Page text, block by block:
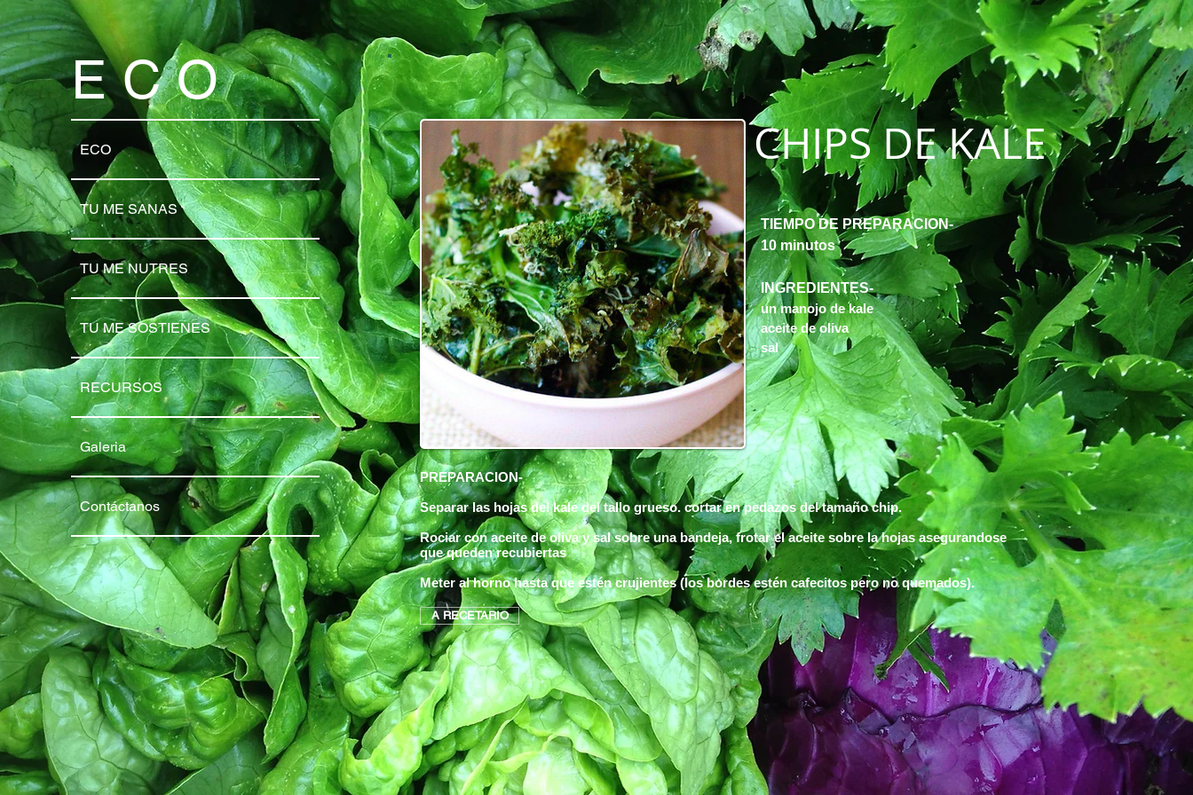
ECO
CHIPS DE KALE
TIEMPO DE PREPARACION-
10 minutos
INGREDIENTES-
un manojo de kale
aceite de oliva
sal
PREPARACION-
Separar las hojas del kale del tallo grueso. cortar en pedazos del tamaño chip.
Rociar con aceite de oliva y sal sobre una bandeja, frotar el aceite sobre la hojas asegurandose
que queden recubiertas
Meter al horno hasta que estén crujientes (los bordes estén cafecitos pero no quemados).
A RECETARIO
ECO
TU ME SANAS
TU ME NUTRES
TU ME SOSTIENES
RECURSOS
Galeria
Contáctanos